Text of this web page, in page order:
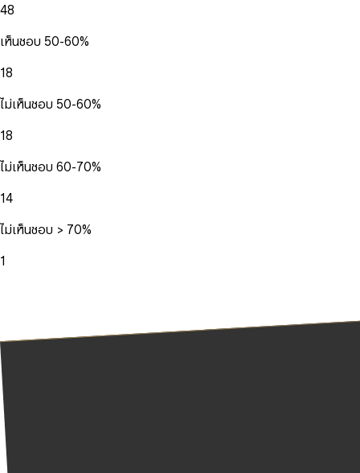
48
เห็นชอบ 50-60%
18
ไม่เห็นชอบ 50-60%
18
ไม่เห็นชอบ 60-70%
14
ไม่เห็นชอบ > 70%
1